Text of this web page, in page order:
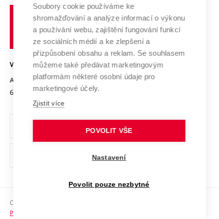
Výzkumné infrastruktury
Transfer znalostí
Open Science
Projekty
Projekty ze strukturálních fondů
Specifický výzkum
Spolupráce se školami
Služby univerzity
Mezinárodní dohody
Univerzitní sítě
Udržitelná univerzita
Podnikavá univerzita / ContriBUTe
Bezpečná univerzita
Vyznamenání
Organizační struktura
Ochrana osobních údajů
odkaz)
Sociální bezpečí
učení
technické
VYSOKÉ UČENÍ TECHNICKÉ V BRNĚ
Antonínská 548/1
602 00 Brno
www.vut.cz
vut@vutbr.cz
Copyright © 2026 VUT
Prohlášení o přístupnosti
Soubory cookie používáme ke
shromažďování a analýze informací o výkonu
a používání webu, zajištění fungování funkcí
ze sociálních médií a ke zlepšení a
přizpůsobení obsahu a reklam. Se souhlasem
můžeme také předávat marketingovým
platformám některé osobní údaje pro
marketingové účely.
Zjistit více
POVOLIT VŠE
Nastavení
Povolit pouze nezbytné